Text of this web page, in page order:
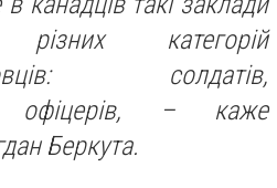
категорій
солдатів,
офіцерів, – каже
Беркута.